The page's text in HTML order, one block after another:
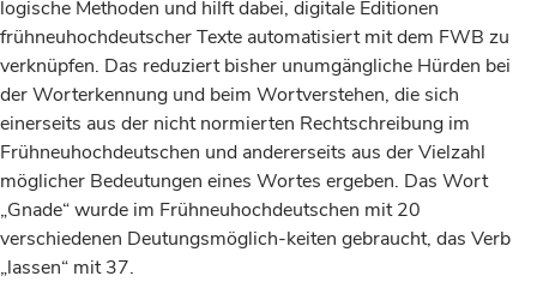
logische Methoden und hilft dabei, digitale Editionen
frühneuhochdeutscher Texte automatisiert mit dem FWB zu
verknüpfen. Das reduziert bisher unumgängliche Hürden bei
der Worterkennung und beim Wortverstehen, die sich
einerseits aus der nicht normierten Rechtschreibung im
Frühneuhochdeutschen und andererseits aus der Vielzahl
möglicher Bedeutungen eines Wortes ergeben. Das Wort
„Gnade“ wurde im Frühneuhochdeutschen mit 20
verschiedenen Deutungsmöglich-keiten gebraucht, das Verb
„lassen“ mit 37.